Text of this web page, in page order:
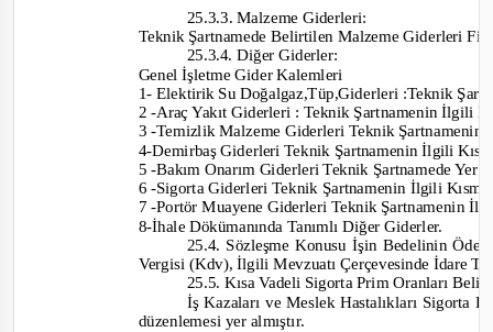
25.3.3. Malzeme Giderleri:
Teknik Şartnamede Belirtilen Malzeme Giderleri
25.3.4. Diğer Giderler:
Genel İşletme Gider Kalemleri
1- Elektirik Su Doğalgaz,Tüp,Giderleri :Teknik
2 -Araç Yakıt Giderleri : Teknik Şartnamenin İlgili
3 -Temizlik Malzeme Giderleri Teknik
4-Demirbaş Giderleri Teknik Şartnamenin İlgili
5 -Bakım Onarım Giderleri Teknik Şartnamede Yer
6 -Sigorta GiderleriTeknik Şartnamenin İlgili
7 -Portör Muayene Giderleri Teknik Şartnamenin
8-İhale Dökümanında Tanımlı Diğer Giderler.
25.4. Sözleşme Konusu İşin Bedelinin
Vergisi (Kdv), İlgili Mevzuatı Çerçevesinde İdare
25.5. Kısa Vadeli Sigorta Prim Oranları
İş Kazaları ve Meslek Hastalıkları Sigorta
düzenlemesi yer almıştır.